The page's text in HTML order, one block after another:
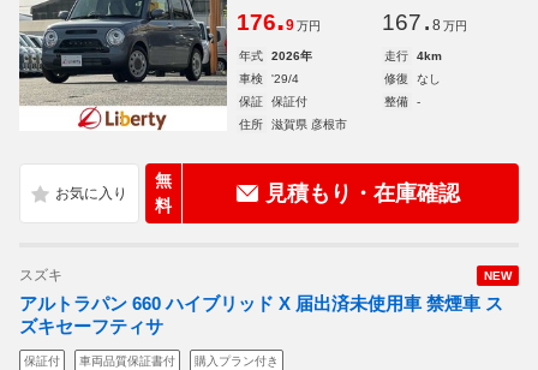
176.9 万円 167. 8 万円
年式 2026年 走行
4km
車検
'29/4 修復
なし
保証
保証付 整備
-
住所
滋賀県 彦根市
無
料
見積もり・在庫確認
NEW
スズキ
アルトラパン 660 ハイブリッド X 届出済未使用車 禁煙車 ス
ズキセーフティサ
保証付 車両品質保証書付 購入プラン付き